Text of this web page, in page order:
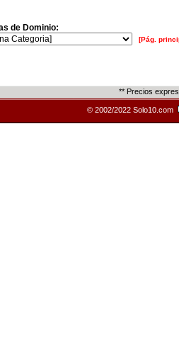
de Dominio:
[Pág.
** Precios
© 2002/2022 Solo10.com